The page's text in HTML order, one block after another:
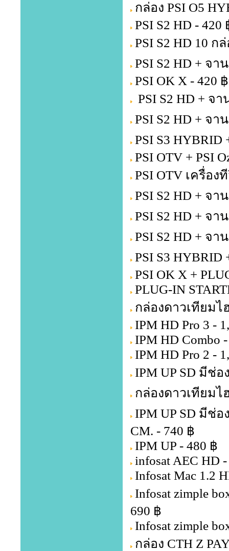
กล่อง PSI O5
PSI S2 HD - 420
PSI S2 HD 10 ก
PSI S2 HD + จา
PSI OK X - 420 ฿
PSI S2 HD + จ
PSI S2 HD + จา
PSI S3 HYBRID
PSI OTV + PSI
PSI OTV เครื่อ
PSI S2 HD + จา
PSI S2 HD + จา
PSI S2 HD + จา
PSI S3 HYBRID
PSI OK X +
PLUG-IN
กล่องดาวเทียมไ
IPM HD Pro 3 -
IPM HD Combo
IPM HD Pro 2 -
IPM UP SD มีช่
กล่องดาวเทียมไ
IPM UP SD มีช่
CM. - 740 ฿
IPM UP - 480 ฿
infosat AEC HD
Infosat Mac 1.2
Infosat zimple
690 ฿
Infosat zimple
กล่อง CTH Z